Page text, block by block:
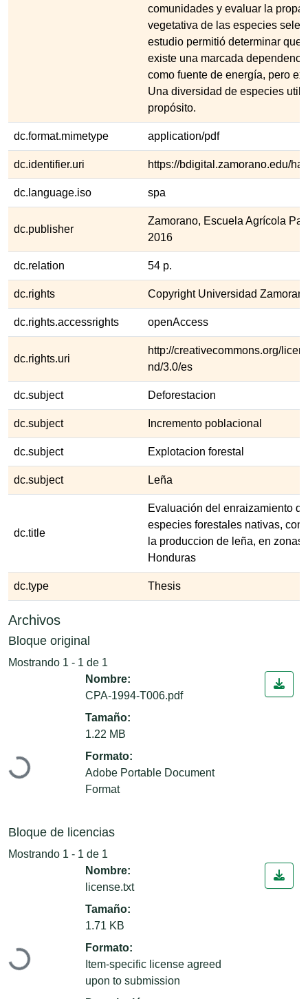
comunidades y evaluar la
vegetativa de las especies
estudio permitió determinar que
existe una marcada
como fuente de energía, pero
Una diversidad de especies
propósito.
dc.format.mimetype application/pdf
dc.identifier.uri https://bdigital.zamorano.edu/
dc.language.iso spa
dc.publisher
Zamorano, Escuela Agrícola
2016
dc.relation 54 p.
dc.rights Copyright Universidad
dc.rights.accessrights openAccess
dc.rights.uri
http://creativecommons.org/
nd/3.0/es
dc.subject Deforestacion
dc.subject Incremento poblacional
dc.subject Explotacion forestal
dc.subject Leña
dc.title
Evaluación del enraizamiento
especies forestales nativas, con
la produccion de leña, en zonas
Honduras
dc.type Thesis
Archivos
Bloque original
Mostrando 1 - 1 de 1
Cargando...
Nombre:
CPA-1994-T006.pdf
Tamaño:
1.22 MB
Formato:
Adobe Portable Document
Format
Bloque de licencias
Mostrando 1 - 1 de 1
Cargando...
Nombre:
license.txt
Tamaño:
1.71 KB
Formato:
Item-specific license agreed
upon to submission